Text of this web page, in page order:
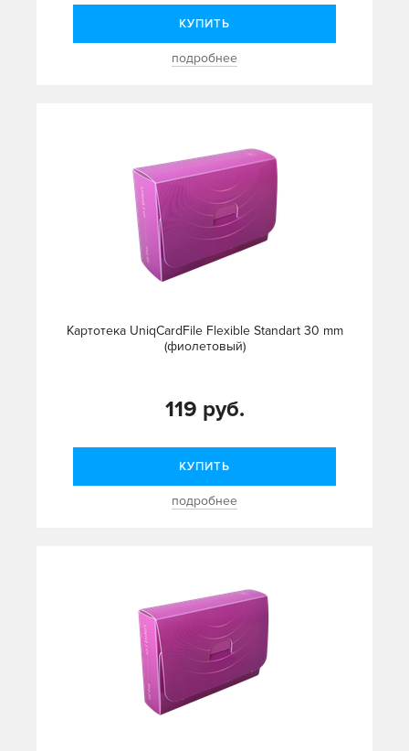
КУПИТЬ
подробнее
Картотека UniqCardFile Flexible Standart 30 mm
(фиолетовый)
119 руб.
КУПИТЬ
подробнее